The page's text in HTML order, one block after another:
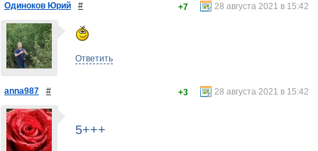
Одиноков Юрий # 28 августа 2021 в 15:42
+7
Ответить
anna987 # 28 августа 2021 в 15:42
+3
5+++